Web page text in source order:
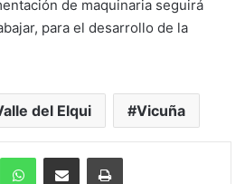
de maquinaria seguirá
para el desarrollo de la
del Elqui Vicuña
WhatsAppCompartir por correo electrónicoImprimir